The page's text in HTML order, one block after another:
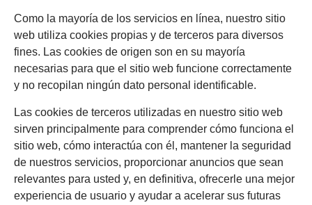
Como la mayoría de los servicios en línea, nuestro sitio
web utiliza cookies propias y de terceros para diversos
fines. Las cookies de origen son en su mayoría
necesarias para que el sitio web funcione correctamente
y no recopilan ningún dato personal identificable.
Las cookies de terceros utilizadas en nuestro sitio web
sirven principalmente para comprender cómo funciona el
sitio web, cómo interactúa con él, mantener la seguridad
de nuestros servicios, proporcionar anuncios que sean
relevantes para usted y, en definitiva, ofrecerle una mejor
experiencia de usuario y ayudar a acelerar sus futuras